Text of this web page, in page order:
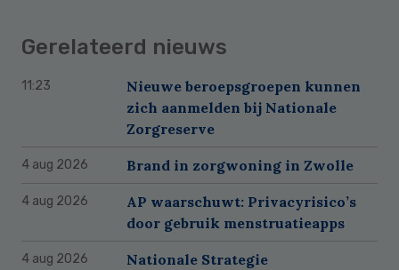
Gerelateerd nieuws
11:23
Nieuwe beroepsgroepen kunnen
zich aanmelden bij Nationale
Zorgreserve
4 aug 2026 Brand in zorgwoning in Zwolle
4 aug 2026
AP waarschuwt: Privacyrisico’s
door gebruik menstruatieapps
4 aug 2026
Nationale Strategie